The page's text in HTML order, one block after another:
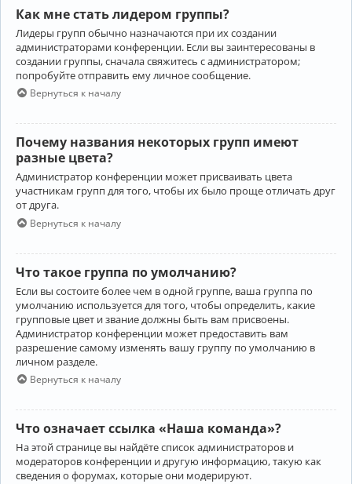
Как мне стать лидером группы?
Лидеры групп обычно назначаются при их создании
администраторами конференции. Если вы заинтересованы в
создании группы, сначала свяжитесь с администратором;
попробуйте отправить ему личное сообщение.
Вернуться к началу
Почему названия некоторых групп имеют
разные цвета?
Администратор конференции может присваивать цвета
участникам групп для того, чтобы их было проще отличать друг
от друга.
Вернуться к началу
Что такое группа по умолчанию?
Если вы состоите более чем в одной группе, ваша группа по
умолчанию используется для того, чтобы определить, какие
групповые цвет и звание должны быть вам присвоены.
Администратор конференции может предоставить вам
разрешение самому изменять вашу группу по умолчанию в
личном разделе.
Вернуться к началу
Что означает ссылка «Наша команда»?
На этой странице вы найдёте список администраторов и
модераторов конференции и другую информацию, такую как
сведения о форумах, которые они модерируют.